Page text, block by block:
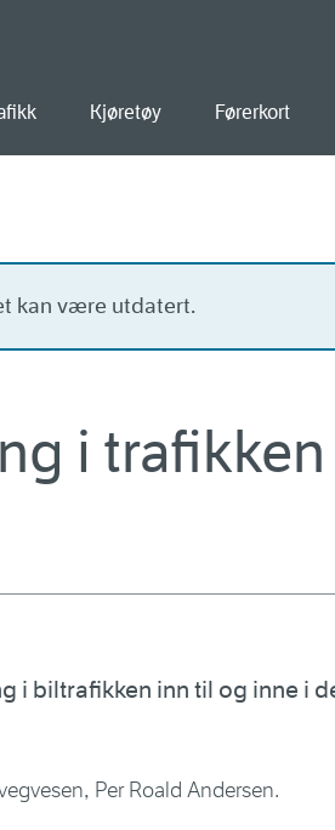
Kjøretøy Førerkort
kan være utdatert.
i
i biltrafikken inn til og inne i
Per Roald Andersen.